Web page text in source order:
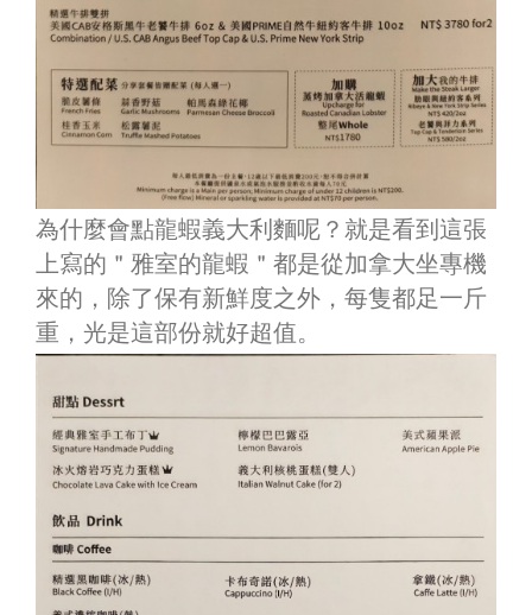
為什麼會點龍蝦義大利麵呢？就是看到這張
上寫的＂雅室的龍蝦＂都是從加拿大坐專機
來的，除了保有新鮮度之外，每隻都足一斤
重，光是這部份就好超值。